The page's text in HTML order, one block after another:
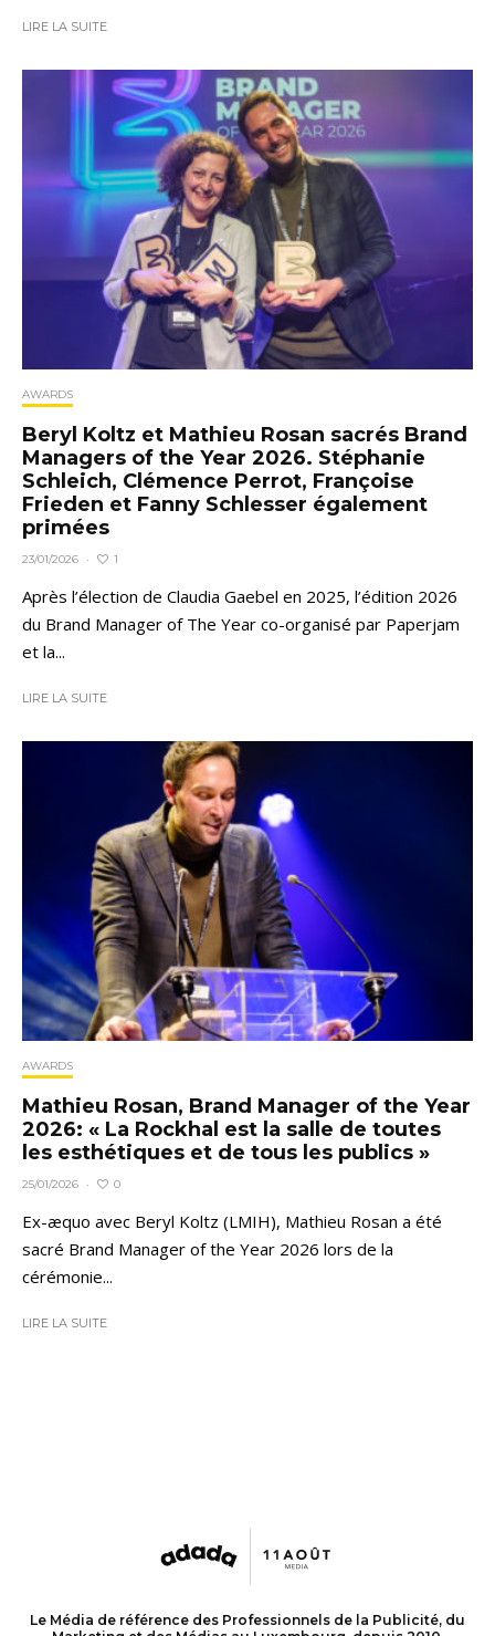
LIRE LA SUITE
AWARDS
Beryl Koltz et Mathieu Rosan sacrés Brand
Managers of the Year 2026. Stéphanie
Schleich, Clémence Perrot, Françoise
Frieden et Fanny Schlesser également
primées
23/01/2026 · 1
Après l’élection de Claudia Gaebel en 2025, l’édition 2026
du Brand Manager of The Year co-organisé par Paperjam
et la...
LIRE LA SUITE
AWARDS
Mathieu Rosan, Brand Manager of the Year
2026: « La Rockhal est la salle de toutes
les esthétiques et de tous les publics »
25/01/2026 · 0
Ex-æquo avec Beryl Koltz (LMIH), Mathieu Rosan a été
sacré Brand Manager of the Year 2026 lors de la
cérémonie...
LIRE LA SUITE
Le Média de référence des Professionnels de la Publicité, du